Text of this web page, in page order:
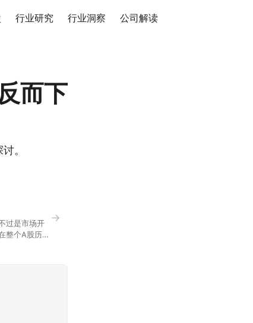
行业研究 行业洞察 公司解读
而下
。
过是市场开
整个A股历史
→